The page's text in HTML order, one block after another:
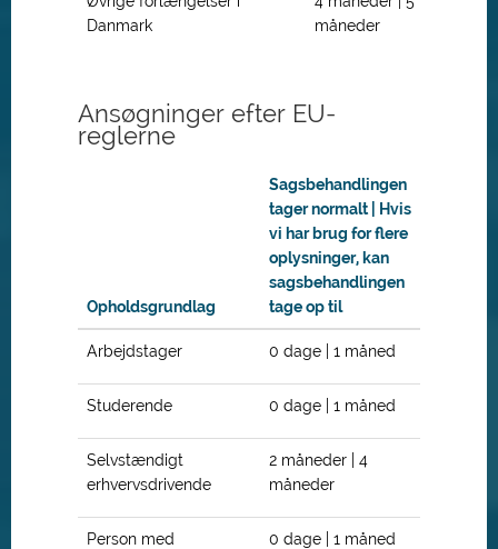
Danmark
måneder
Ansøgninger efter EU-
reglerne
Opholdsgrundlag
Sagsbehandlingen
tager normalt | Hvis
vi har brug for flere
oplysninger, kan
sagsbehandlingen
tage op til
Arbejdstager 0 dage | 1 måned
Studerende 0 dage | 1 måned
Selvstændigt
erhvervsdrivende
2 måneder | 4
måneder
Person med
0 dage | 1 måned